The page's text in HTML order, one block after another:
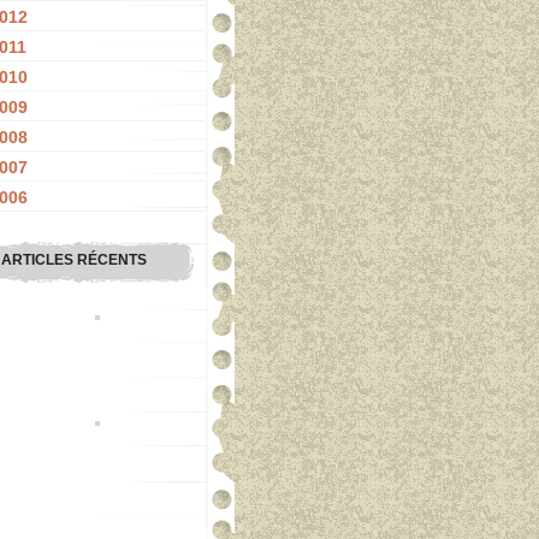
ARTICLES RÉCENTS